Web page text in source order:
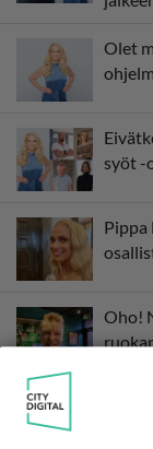
Olet
syöt -
Pippa
Oho!